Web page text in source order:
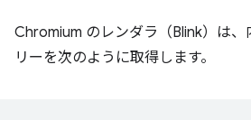
Chromium のレンダラ（Blink）は
リーを次のように取得します。